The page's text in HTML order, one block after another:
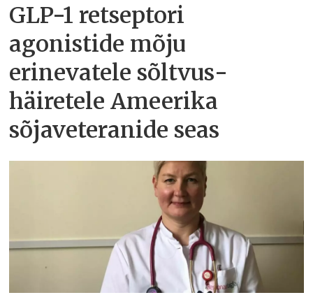
GLP-1 retseptori
agonistide mõju
erinevatele sõltvus­
häiretele Ameerika
sõjaveteranide seas